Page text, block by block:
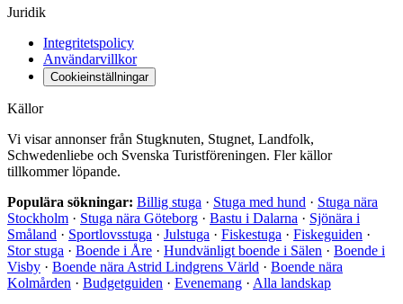
Juridik
Integritetspolicy
Användarvillkor
Cookieinställningar
Källor
Vi visar annonser från Stugknuten, Stugnet, Landfolk,
Schwedenliebe och Svenska Turistföreningen. Fler källor
tillkommer löpande.
Populära sökningar: Billig stuga · Stuga med hund · Stuga nära
Stockholm · Stuga nära Göteborg · Bastu i Dalarna · Sjönära i
Småland · Sportlovsstuga · Julstuga · Fiskestuga · Fiskeguiden ·
Stor stuga · Boende i Åre · Hundvänligt boende i Sälen · Boende i
Visby · Boende nära Astrid Lindgrens Värld · Boende nära
Kolmården · Budgetguiden · Evenemang · Alla landskap